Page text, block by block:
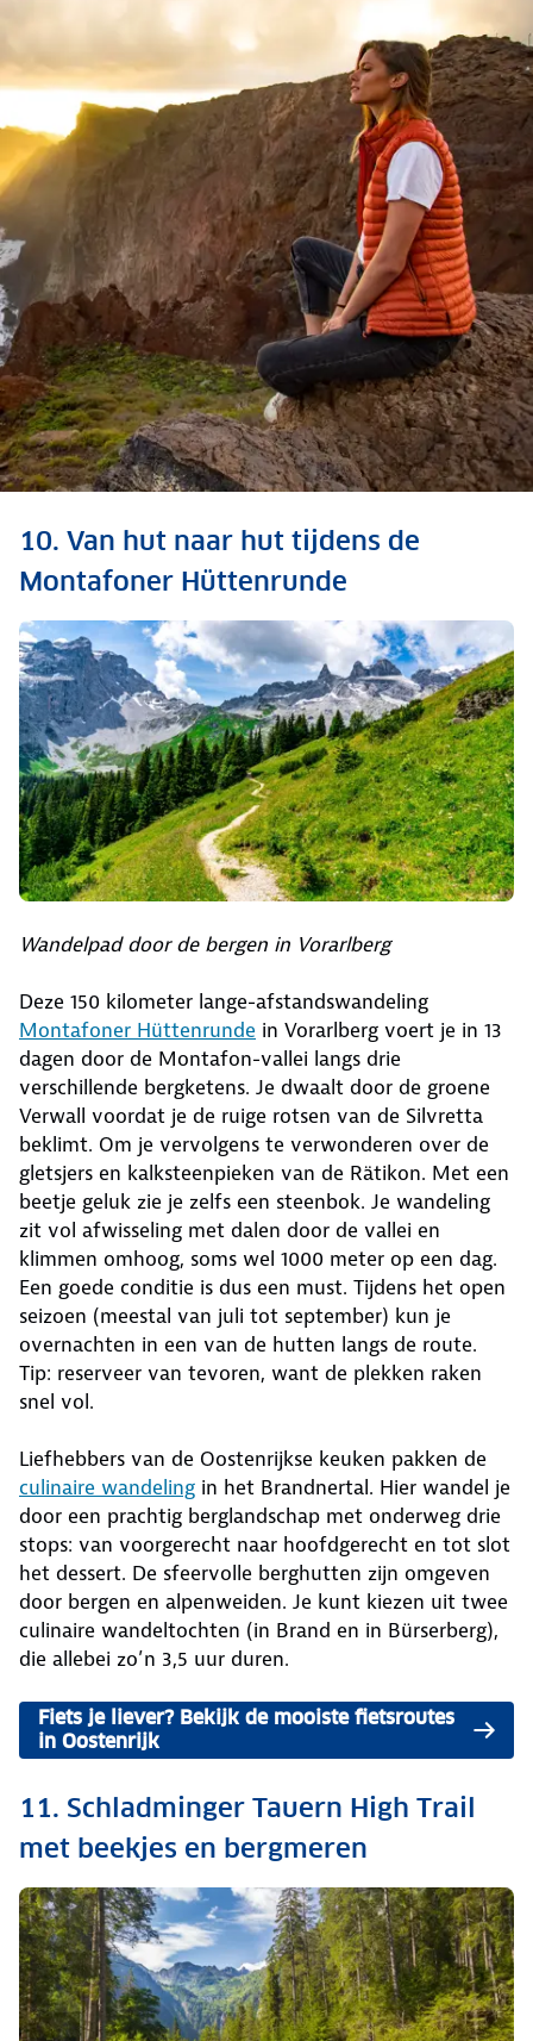
wandelroutes in Europa
10. Van hut naar hut tijdens de
Montafoner Hüttenrunde
Wandelpad door de bergen in Vorarlberg
Deze 150 kilometer lange-afstandswandeling
Montafoner Hüttenrunde in Vorarlberg voert je in 13
dagen door de Montafon-vallei langs drie
verschillende bergketens. Je dwaalt door de groene
Verwall voordat je de ruige rotsen van de Silvretta
beklimt. Om je vervolgens te verwonderen over de
gletsjers en kalksteenpieken van de Rätikon. Met een
beetje geluk zie je zelfs een steenbok. Je wandeling
zit vol afwisseling met dalen door de vallei en
klimmen omhoog, soms wel 1000 meter op een dag.
Een goede conditie is dus een must. Tijdens het open
seizoen (meestal van juli tot september) kun je
overnachten in een van de hutten langs de route.
Tip: reserveer van tevoren, want de plekken raken
snel vol.
Liefhebbers van de Oostenrijkse keuken pakken de
culinaire wandeling in het Brandnertal. Hier wandel je
door een prachtig berglandschap met onderweg drie
stops: van voorgerecht naar hoofdgerecht en tot slot
het dessert. De sfeervolle berghutten zijn omgeven
door bergen en alpenweiden. Je kunt kiezen uit twee
culinaire wandeltochten (in Brand en in Bürserberg),
die allebei zo’n 3,5 uur duren.
Fiets je liever? Bekijk de mooiste fietsroutes
in Oostenrijk
11. Schladminger Tauern High Trail
met beekjes en bergmeren